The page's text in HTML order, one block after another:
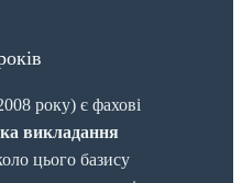
року) є фахові
викладання
цього базису